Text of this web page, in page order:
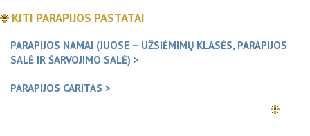
KITI PARAPIJOS PASTATAI
PARAPIJOS NAMAI (JUOSE – UŽSIĖMIMŲ KLASĖS, PARAPIJOS
SALĖ IR ŠARVOJIMO SALĖ) >
PARAPIJOS CARITAS >